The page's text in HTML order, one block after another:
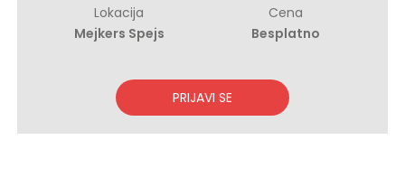
Lokacija
Mejkers Spejs
Cena
Besplatno
PRIJAVI SE